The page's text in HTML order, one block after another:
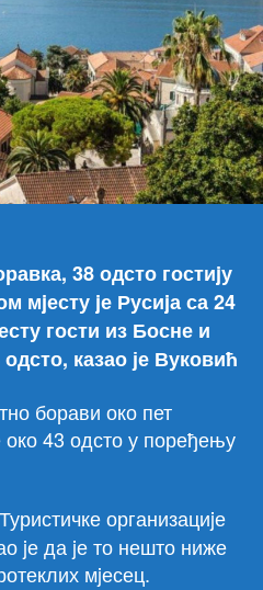
38 одсто гостиjу
мjесту jе Русиjа са 24
гости из Босне и
казао је Вуковић
борави око пет
43 одсто у поређењу
организациjе
jе да jе то нешто ниже
мjесец.